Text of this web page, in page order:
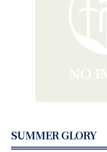
SUMMER GLORY